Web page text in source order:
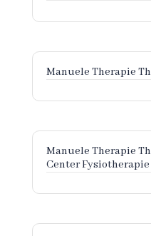
Manuele Therapie
Manuele Therapie
Center Fysiotherapie